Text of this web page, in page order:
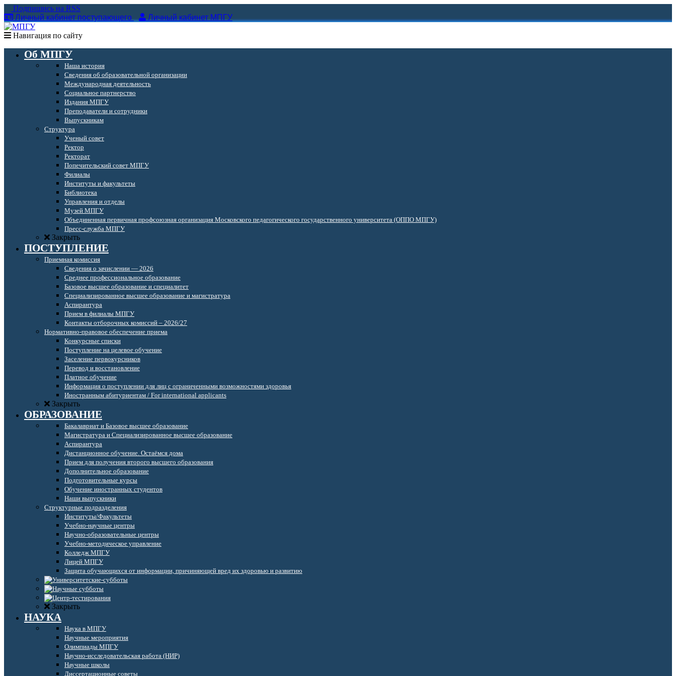
Подпишись на RSS
Личный кабинет поступающего
Личный кабинет МПГУ
Навигация по сайту
Об МПГУ
Наша история
Сведения об образовательной организации
Международная деятельность
Социальное партнерство
Издания МПГУ
Преподаватели и сотрудники
Выпускникам
Структура
Ученый совет
Ректор
Ректорат
Попечительский совет МПГУ
Филиалы
Институты и факультеты
Библиотека
Управления и отделы
Музей МПГУ
Объединенная первичная профсоюзная организация Московского педагогического государственного университета (ОППО МПГУ)
Пресс-служба МПГУ
Закрыть
ПОСТУПЛЕНИЕ
Приемная комиссия
Сведения о зачислении — 2026
Среднее профессиональное образование
Базовое высшее образование и специалитет
Специализированное высшее образование и магистратура
Аспирантура
Прием в филиалы МПГУ
Контакты отборочных комиссий – 2026/27
Нормативно-правовое обеспечение приема
Конкурсные списки
Поступление на целевое обучение
Заселение первокурсников
Перевод и восстановление
Платное обучение
Информация о поступлении для лиц с ограниченными возможностями здоровья
Иностранным абитуриентам / For international applicants
Закрыть
ОБРАЗОВАНИЕ
Бакалавриат и Базовое высшее образование
Магистратура и Специализированное высшее образование
Аспирантура
Дистанционное обучение. Остаёмся дома
Прием для получения второго высшего образования
Дополнительное образование
Подготовительные курсы
Обучение иностранных студентов
Наши выпускники
Структурные подразделения
Институты/Факультеты
Учебно-научные центры
Научно-образовательные центры
Учебно-методическое управление
Колледж МПГУ
Лицей МПГУ
Защита обучающихся от информации, причиняющей вред их здоровью и развитию
Закрыть
НАУКА
Наука в МПГУ
Научные мероприятия
Олимпиады МПГУ
Научно-исследовательская работа (НИР)
Научные школы
Диссертационные советы